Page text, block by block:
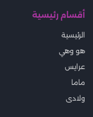
أقسام رئيسية
الرئيسية
هو وهي
عرايس
ماما
ولادى